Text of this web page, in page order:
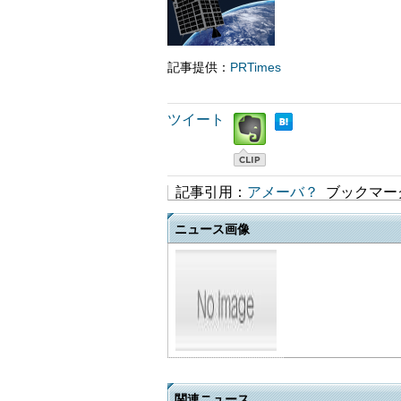
記事提供： PRTimes
ツイート
記事引用： アメーバ？ ブックマー
ニュース画像